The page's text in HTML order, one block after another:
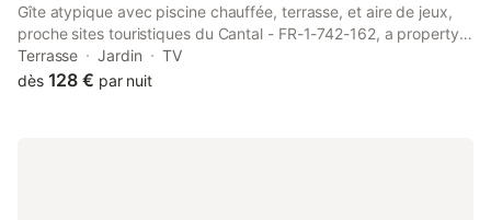
Gîte atypique avec piscine chauffée, terrasse, et aire de jeux,
proche sites touristiques du Cantal - FR-1-742-162, a property
with a garden, is located in Saint-Étienne-de-Maurs, 39 km from
Aurillac Congress Centre, 35 km from Haute Auvergne Golf...
Terrasse Jardin
TV
dès 128 € par nuit